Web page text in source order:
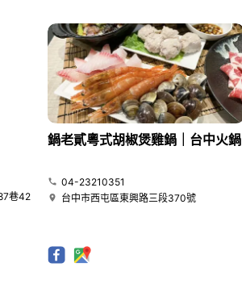
巷42
鍋老貳粵式胡椒煲雞鍋｜台中火鍋
04-23210351
台中市西屯區東興路三段370號